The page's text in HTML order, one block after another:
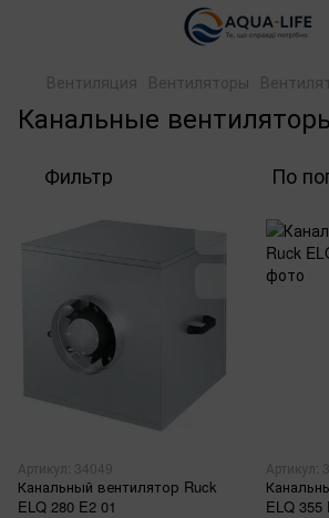
Вентиляция Вентиляторы
Канальные
Фильтр По
Артикул: 34049
Канальный вентилятор Ruck
ELQ 280 E2 01
Артикул:
ELQ 355